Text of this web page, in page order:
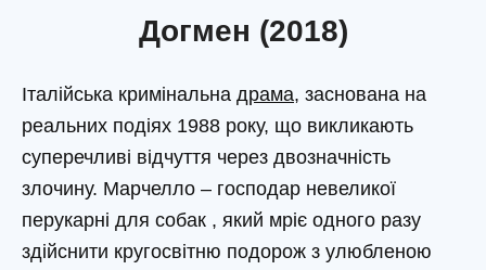
Догмен (2018)
Італійська кримінальна драма, заснована на
реальних подіях 1988 року, що викликають
суперечливі відчуття через двозначність
злочину. Марчелло – господар невеликої
перукарні для собак , який мріє одного разу
здійснити кругосвітню подорож з улюбленою